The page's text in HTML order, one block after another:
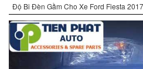
Độ Bi Đèn Gầm Cho Xe Ford Fiesta